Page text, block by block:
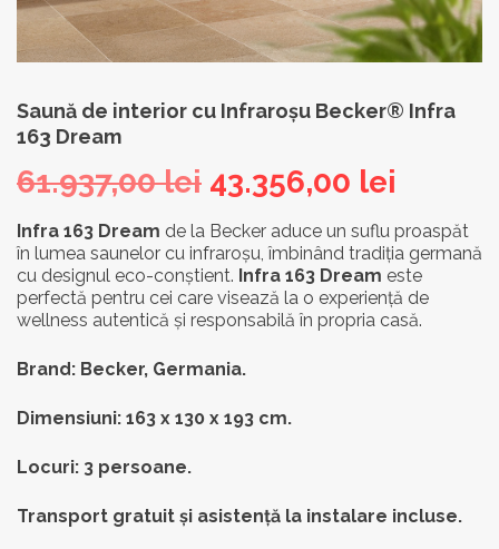
Saună de interior cu Infraroşu Becker® Infra
163 Dream
61.937,00lei Prețul
inițial
a
fost:
61.937,00 lei.
43.356,00 lei
curent
este:
Infra 163 Dream de la Becker aduce un suflu proaspăt
în lumea saunelor cu infraroșu, îmbinând tradiția germană
cu designul eco-conștient. Infra 163 Dream este
perfectă pentru cei care visează la o experiență de
wellness autentică și responsabilă în propria casă.
Brand: Becker, Germania.
Dimensiuni: 163 x 130 x 193 cm.
Locuri: 3 persoane.
Transport gratuit și asistență la instalare incluse.